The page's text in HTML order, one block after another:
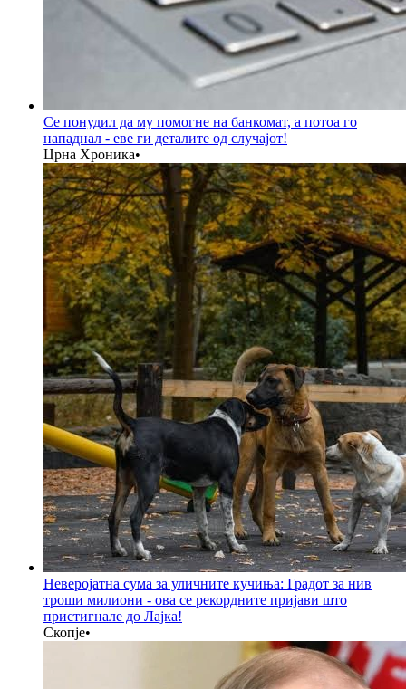
Се понудил да му помогне на банкомат, а потоа го
нападнал - еве ги деталите од случајот!
Црна Хроника•
Неверојатна сума за уличните кучиња: Градот за нив
троши милиони - ова се рекордните пријави што
пристигнале до Лајка!
Скопје•